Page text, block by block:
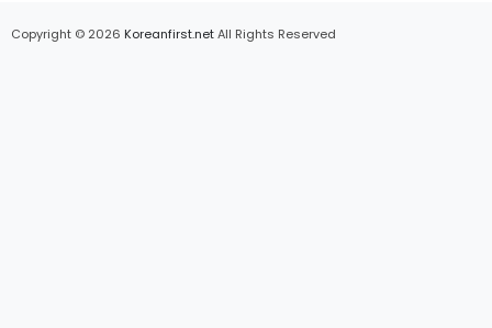
Copyright © 2026 Koreanfirst.netAll Rights Reserved